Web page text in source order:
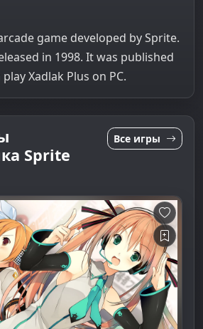
game developed by Sprite.
in 1998. It was published
Xadlak Plus on PC.
Sprite
Все игры